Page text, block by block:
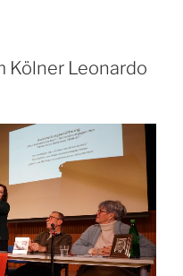
Kölner Leonardo